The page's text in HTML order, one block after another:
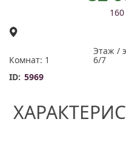
Комнат: 1
Этаж /
6/7
ID: 5969